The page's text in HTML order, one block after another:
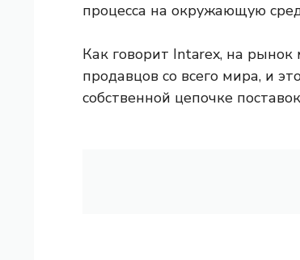
процесса на окружающую
Как говорит Intarex, на
продавцов со всего мира, и
собственной цепочке